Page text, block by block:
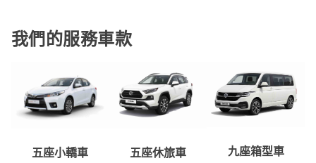
我們的服務車款
五座小轎車
五座休旅車
九座箱型車